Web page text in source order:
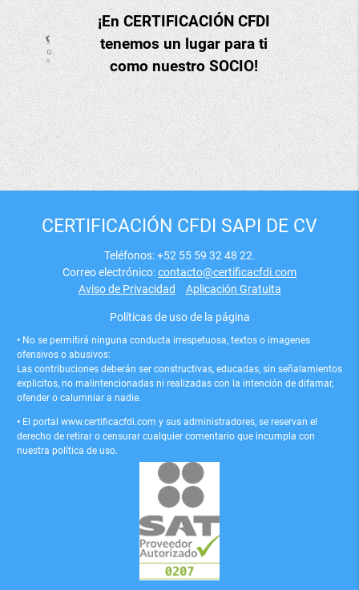
¡En CERTIFICACIÓN CFDI
tenemos un lugar para ti
como nuestro SOCIO!
CERTIFICACIÓN CFDI SAPI DE CV
Teléfonos: +52 55 59 32 48 22.
Correo electrónico:contacto@certificacfdi.com
Aviso de Privacidad
Aplicación Gratuita
Políticas de uso de la página
• No se permitirá ninguna conducta irrespetuosa, textos o imagenes
ofensivos o abusivos:
Las contribuciones deberán ser constructivas, educadas, sin señalamientos
explicitos, no malintencionadas ni realizadas con la intención de difamar,
ofender o calumniar a nadie.
• El portal www.certificacfdi.com y sus administradores, se reservan el
derecho de retirar o censurar cualquier comentario que incumpla con
nuestra política de uso.